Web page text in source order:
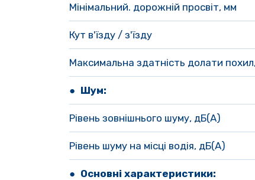
Мінімальний. дорожній просвіт, мм
Кут в'їзду / з'їзду
Максимальна здатність долати
● Шум:
Рівень зовнішнього шуму, дБ(А)
Рівень шуму на місці водія, дБ(А)
● Основні характеристики: